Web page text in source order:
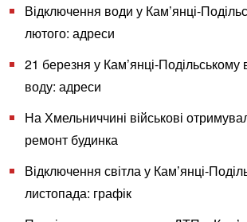
Відключення води у Кам’янці-
лютого: адреси
21 березня у Кам’янці-Подільському
воду: адреси
На Хмельниччині військові
ремонт будинка
Відключення світла у Кам’янці-
листопада: графік